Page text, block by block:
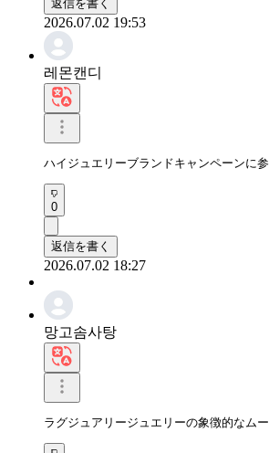
返信を書く
2026.07.02 19:53
레몬캔디
ハイジュエリーブランドキャンペーンに
0
返信を書く
2026.07.02 18:27
망고솜사탕
ラグジュアリージュエリーの象徴的なム